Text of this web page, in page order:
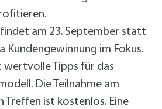
am 23. September statt
Kundengewinnung im Fokus.
wertvolle Tipps für das
Die Teilnahme am
Treffen ist kostenlos. Eine